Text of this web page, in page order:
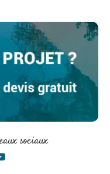
sociaux